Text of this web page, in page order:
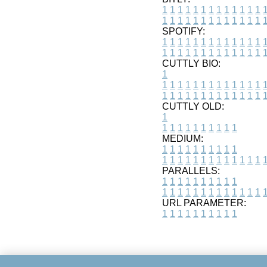
1 1 1 1 1 1 1 1 1 1 1 1 1 1
1 1 1 1 1 1 1 1 1 1 1 1 1 1
SPOTIFY:
1 1 1 1 1 1 1 1 1 1 1 1 1 1
1 1 1 1 1 1 1 1 1 1 1 1 1 1
CUTTLY BIO:
1
1 1 1 1 1 1 1 1 1 1 1 1 1 1
1 1 1 1 1 1 1 1 1 1 1 1 1 1
CUTTLY OLD:
1
1 1 1 1 1 1 1 1 1 1
MEDIUM:
1 1 1 1 1 1 1 1 1 1
1 1 1 1 1 1 1 1 1 1 1 1 1 1
PARALLELS:
1 1 1 1 1 1 1 1 1 1
1 1 1 1 1 1 1 1 1 1 1 1 1 1
URL PARAMETER:
1 1 1 1 1 1 1 1 1 1